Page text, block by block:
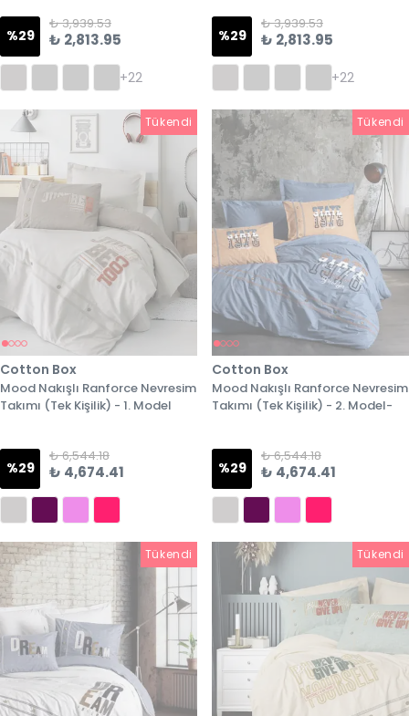
%29
₺ 3,939.53
₺ 2,813.95
+22
%29
₺ 3,939.53
₺ 2,813.95
+22
Tükendi Tükendi
Cotton Box
Mood Nakışlı Ranforce Nevresim
Takımı (Tek Kişilik) - 1. Model
%29
₺ 6,544.18
₺ 4,674.41
Tükendi
Cotton Box
Mood Nakışlı Ranforce Nevresim
Takımı (Tek Kişilik) - 2. Model-
%29
₺ 6,544.18
₺ 4,674.41
Tükendi Tükendi
Tükendi